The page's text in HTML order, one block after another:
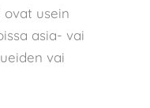
usein
asia- vai
vai